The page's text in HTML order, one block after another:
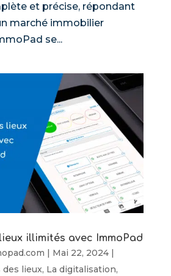
et précise, répondant
marché immobilier
se...
illimités avec ImmoPad
Mai 22, 2024|
des lieux, La digitalisation,